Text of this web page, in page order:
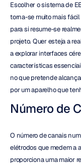
Escolher o sistema de
torna-se muito mais
para si resume-se
projeto. Quer esteja a
a explorar interfaces
características
no que pretende
por um aparelho que
Número de
O número de canais
elétrodos que medem a
proporciona uma maior